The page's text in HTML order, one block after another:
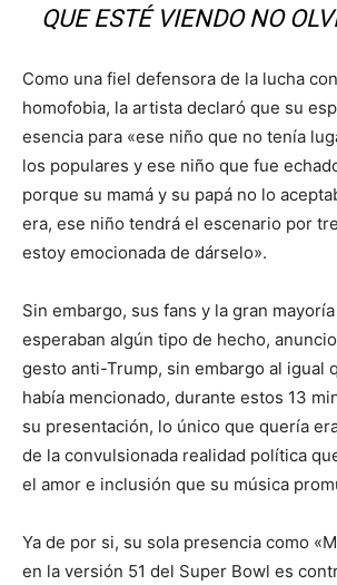
QUE ESTÉ VIENDO NO
Como una fiel defensora de la lucha
homofobia, la artista declaró que su
esencia para «ese niño que no tenía
los populares y ese niño que fue
porque su mamá y su papá no lo
era, ese niño tendrá el escenario por
estoy emocionada de dárselo».
Sin embargo, sus fans y la gran
esperaban algún tipo de hecho,
gesto anti-Trump, sin embargo al igual
había mencionado, durante estos 13
su presentación, lo único que quería
de la convulsionada realidad política
el amor e inclusión que su música
Ya de por si, su sola presencia como
en la versión 51 del Super Bowl es